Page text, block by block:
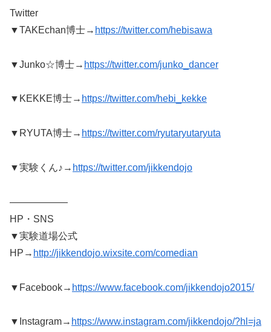
Twitter
▼TAKEchan博士→ https://twitter.com/hebisawa
▼Junko☆博士→ https://twitter.com/junko_dancer
▼KEKKE博士→ https://twitter.com/hebi_kekke
▼RYUTA博士→ https://twitter.com/ryutaryutaryuta
▼実験くん♪→ https://twitter.com/jikkendojo
——————
HP・SNS
▼実験道場公式
HP→ http://jikkendojo.wixsite.com/comedian
▼Facebook→ https://www.facebook.com/jikkendojo2015/
▼Instagram→ https://www.instagram.com/jikkendojo/?hl=ja